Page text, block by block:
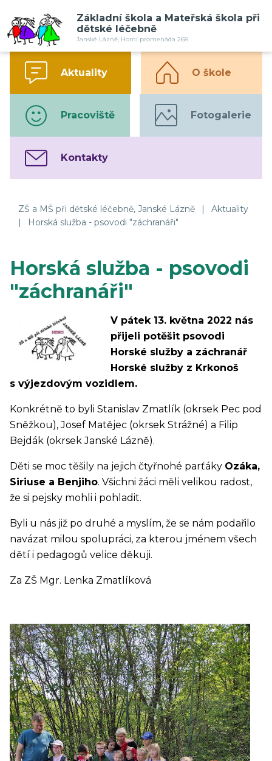
Základní škola a Mateřská škola při
dětské léčebně
Janské Lázně, Horní promenáda 268
Aktuality O škole
Pracoviště Fotogalerie
Kontakty
ZŠ a MŠ při dětské léčebně, Janské Lázně |
Aktuality
|
Horská služba - psovodi "záchranáři"
Horská služba - psovodi
"záchranáři"
V pátek 13. května 2022 nás
přijeli potěšit psovodi
Horské služby a záchranář
Horské služby z Krkonoš
s výjezdovým vozidlem.
Konkrétně to byli Stanislav Zmatlík (okrsek Pec pod
Sněžkou), Josef Matějec (okrsek Strážné) a Filip
Bejdák (okrsek Janské Lázně).
Děti se moc těšily na jejich čtyřnohé parťáky Ozáka,
Siriuse a Benjiho. Všichni žáci měli velikou radost,
že si pejsky mohli i pohladit.
Byli u nás již po druhé a myslím, že se nám podařilo
navázat milou spolupráci, za kterou jménem všech
dětí i pedagogů velice děkuji.
Za ZŠ Mgr. Lenka Zmatlíková